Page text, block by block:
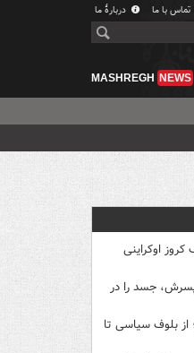
تماس با ما دربارهٔ ما
MASHREGH NEWS
اوکراینی
جسد را در
بلوف سیاسی تا